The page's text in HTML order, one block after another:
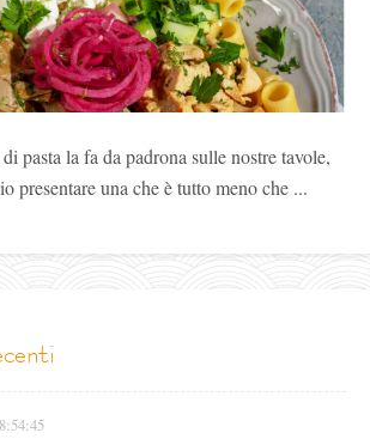
pasta la fa da padrona sulle nostre tavole,
presentare una che è tutto meno che ...